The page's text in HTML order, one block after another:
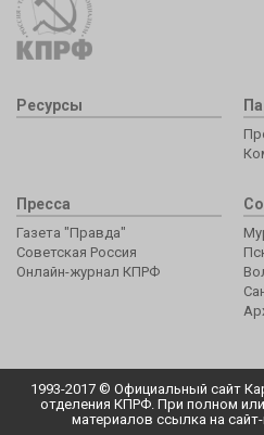
Ресурсы
Пресса
Газета "Правда"
Советская Россия
Онлайн-журнал КПРФ
1993-2017 © Официальный сайт
отделения КПРФ. При полном
материалов ссылка на сайт-